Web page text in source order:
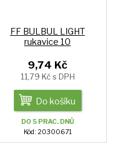
FF BULBUL LIGHT
rukavice 10
9,74 Kč
11,79 Kč s DPH
Do košíku
DO 5 PRAC. DNŮ
Kód: 20300671